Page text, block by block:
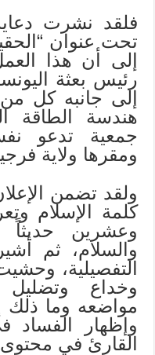
فلقد نشرت
تحت عنوان
إلى أن هذا
رئيس بعثة
إلى جانبه كل
هندسة الطاقة
جمعية تدعو
ومقرها ولاية
ولقد تضمن
كلمة الإسلام
وعشرين حديثاً
والسلام، ثم
التفصيلية،
وخداع
مواضعه وما ذلك
وإظهار الفساد
القارئ في محتوى